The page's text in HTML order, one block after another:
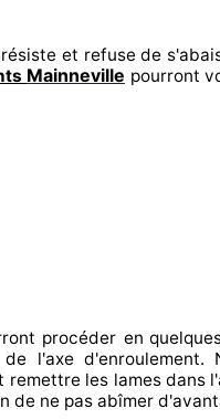
et refuse de
Mainneville pourront
procéder en
l'axe d'enroulement.
remettreles lames dans
de ne pas abîmer